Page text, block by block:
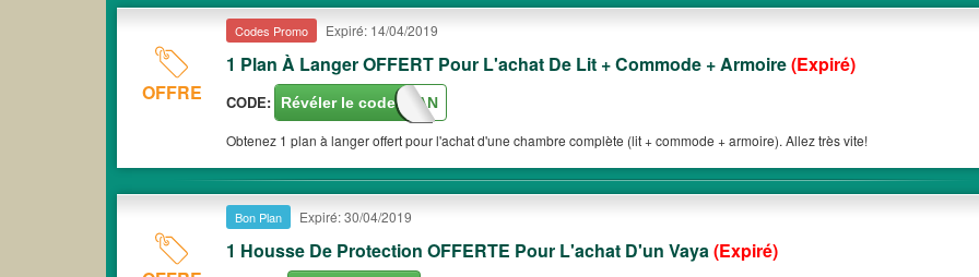
OFFRE
Codes Promo Expiré: 14/04/2019
1 Plan À Langer OFFERT Pour L'achat De Lit + Commode + Armoire(Expiré)
CODE: BONPLAN
Révéler le code
Obtenez 1 plan à langer offert pour l'achat d'une chambre complète (lit + commode + armoire). Allez très vite!
Bon Plan Expiré: 30/04/2019
1 Housse De Protection OFFERTE Pour L'achat D'un Vaya(Expiré)